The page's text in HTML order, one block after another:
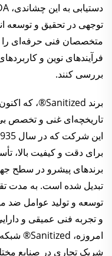
توجهی در تحقیق و توسعه
متخصصان فنی حرفه‌ای را
فرآیندهای نوین و
بررسی کنند.
تاریخچه‌ای غنی و تخصص
برای دقت و کیفیت بالا،
برندهای پیشرو در سطح
تبدیل شده است. به مدت
توسعه و تولید عوامل ضد
و تجربه فنی عمیقی و
شریک تجاری در صنایع